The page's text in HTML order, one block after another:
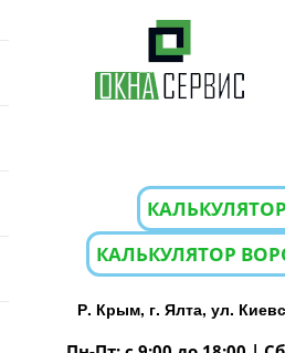
КАЛЬКУЛЯТОР
Р. Крым, г. Ялта, ул.